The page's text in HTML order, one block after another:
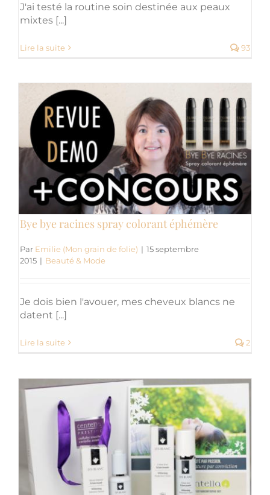
J'ai testé la routine soin destinée aux peaux
mixtes [...]
Lire la suite 93
Bye bye racines spray colorant éphémère
Par Emilie (Mon grain de folie) | 15 septembre
2015 | Beauté & Mode
Je dois bien l'avouer, mes cheveux blancs ne
datent [...]
Lire la suite 2